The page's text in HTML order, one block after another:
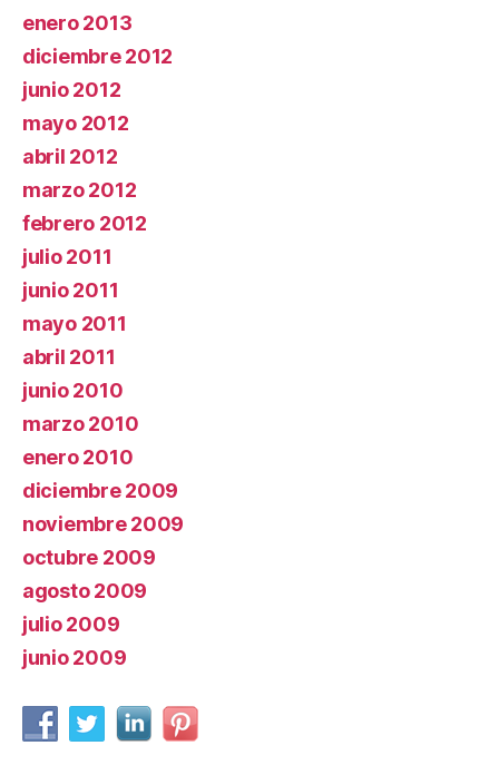
enero 2013
diciembre 2012
junio 2012
mayo 2012
abril 2012
marzo 2012
febrero 2012
julio 2011
junio 2011
mayo 2011
abril 2011
junio 2010
marzo 2010
enero 2010
diciembre 2009
noviembre 2009
octubre 2009
agosto 2009
julio 2009
junio 2009